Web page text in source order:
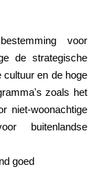
voor
de strategische
cultuur en de hoge
zoals het
niet-woonachtige
buitenlandse
goed